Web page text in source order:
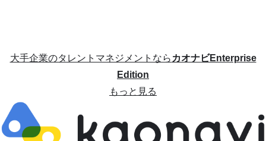
大手企業のタレントマネジメントならカオナビEnterprise
Edition
もっと見る